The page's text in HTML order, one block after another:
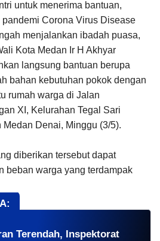
untuk menerima bantuan,
Corona Virus Disease
menjalankan ibadah puasa,
Kota Medan Ir H Akhyar
langsung bantuan berupa
bahan kebutuhan pokok dengan
rumah warga di Jalan
XI, Kelurahan Tegal Sari
Medan Denai, Minggu (3/5).
diberikan tersebut dapat
beban warga yang terdampak
Terendah, Inspektorat